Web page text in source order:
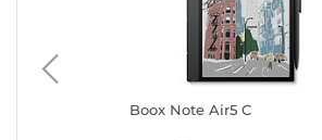
Boox Note Air5 C